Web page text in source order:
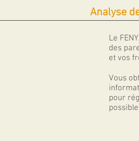
Analyse
Le FENY
des
et vos
Vous
pour